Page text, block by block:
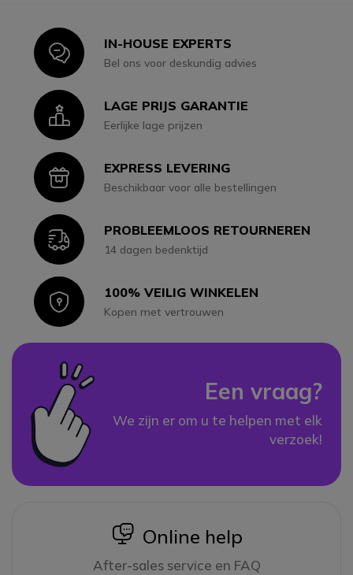
IconIN-HOUSE EXPERTS
Bel ons voor deskundig advies
IconLAGE PRIJS GARANTIE
Eerlijke lage prijzen
IconEXPRESS LEVERING
Beschikbaar voor alle bestellingen
IconPROBLEEMLOOS RETOURNEREN
14 dagen bedenktijd
Icon100% VEILIG WINKELEN
Kopen met vertrouwen
Een vraag?
We zijn er om u te helpen met elk
verzoek!
icon
Online help
After-sales service en FAQ